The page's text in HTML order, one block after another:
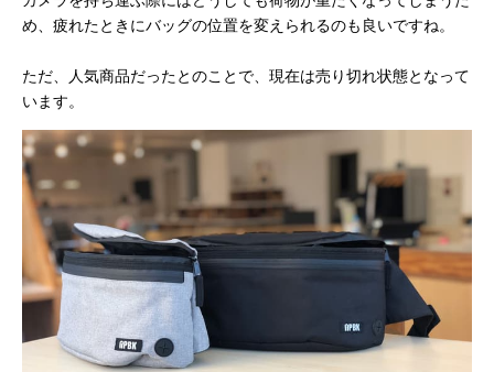
め、疲れたときにバッグの位置を変えられるのも良いですね。
ただ、人気商品だったとのことで、現在は売り切れ状態となって
います。